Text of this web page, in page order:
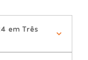
em Três